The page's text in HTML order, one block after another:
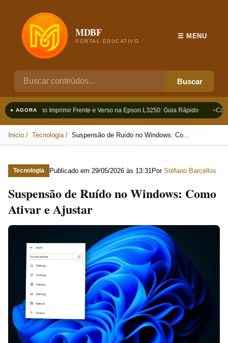
MDBF
PORTAL EDUCATIVO
Buscar
☰ MENU
● AGORAComo Imprimir Frente e Verso na Epson L3250: Guia Rápido
Inicio Tecnologia Suspensão de Ruído no Windows: Co...
Tecnologia Publicado em 29/05/2026 às 13:31 Por Stéfano Barcellos
Suspensão de Ruído no Windows: Como
Ativar e Ajustar